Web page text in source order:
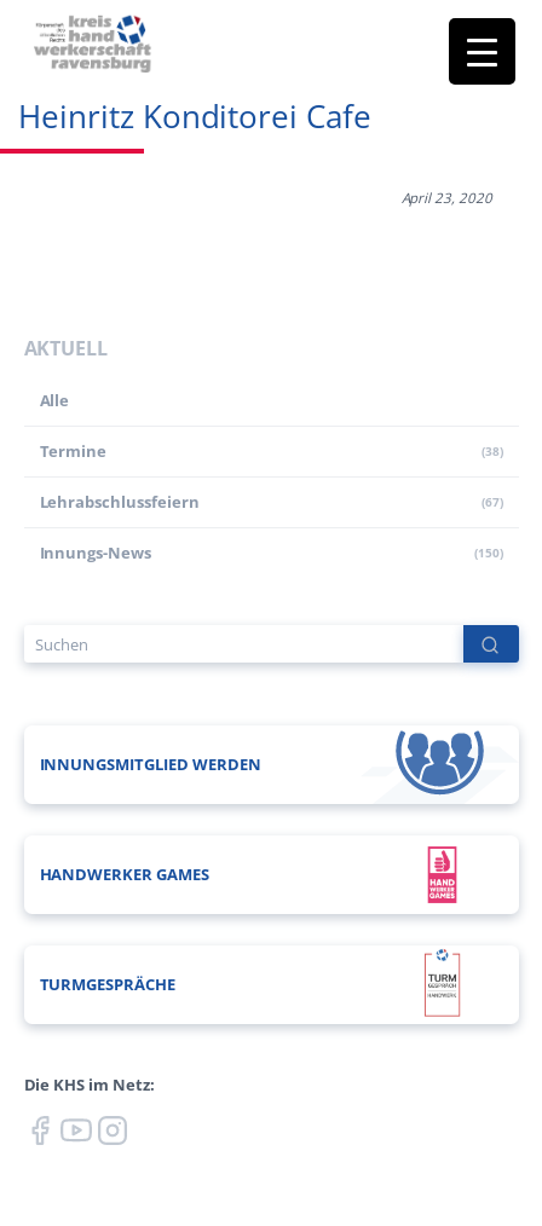
Heinritz Konditorei Cafe
April 23, 2020
AKTUELL
Alle
Termine (38)
Lehr­abschluss­feiern (67)
Innungs-News (150)
INNUNGSMITGLIED WERDEN
HANDWERKER GAMES
TURMGESPRÄCHE
Die KHS im Netz: